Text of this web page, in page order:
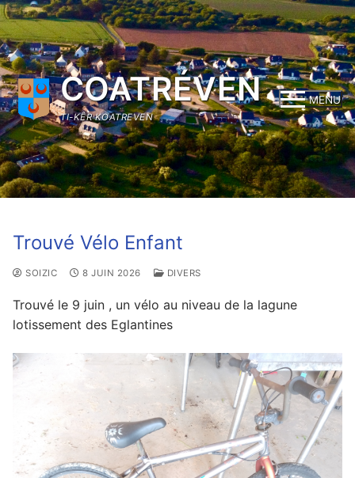
Aller
au
contenu
COATRÉVEN
TI-KÊR KOATREVEN
MENU
Trouvé Vélo Enfant
SOIZIC 8 JUIN 2026 DIVERS
Trouvé le 9 juin , un vélo au niveau de la lagune
lotissement des Eglantines